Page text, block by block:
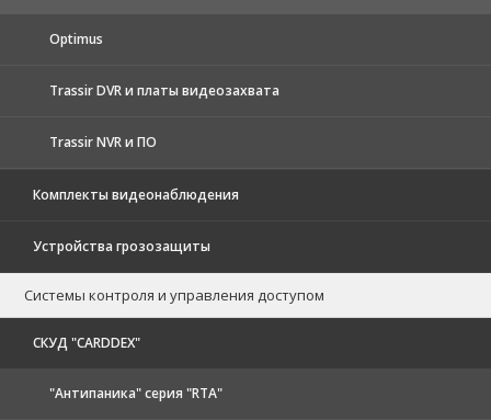
Optimus
Trassir DVR и платы видеозахвата
Trassir NVR и ПО
Комплекты видеонаблюдения
Устройства грозозащиты
Системы контроля и управления доступом
CКУД "CARDDEX"
"Антипаника" серия "RTA"